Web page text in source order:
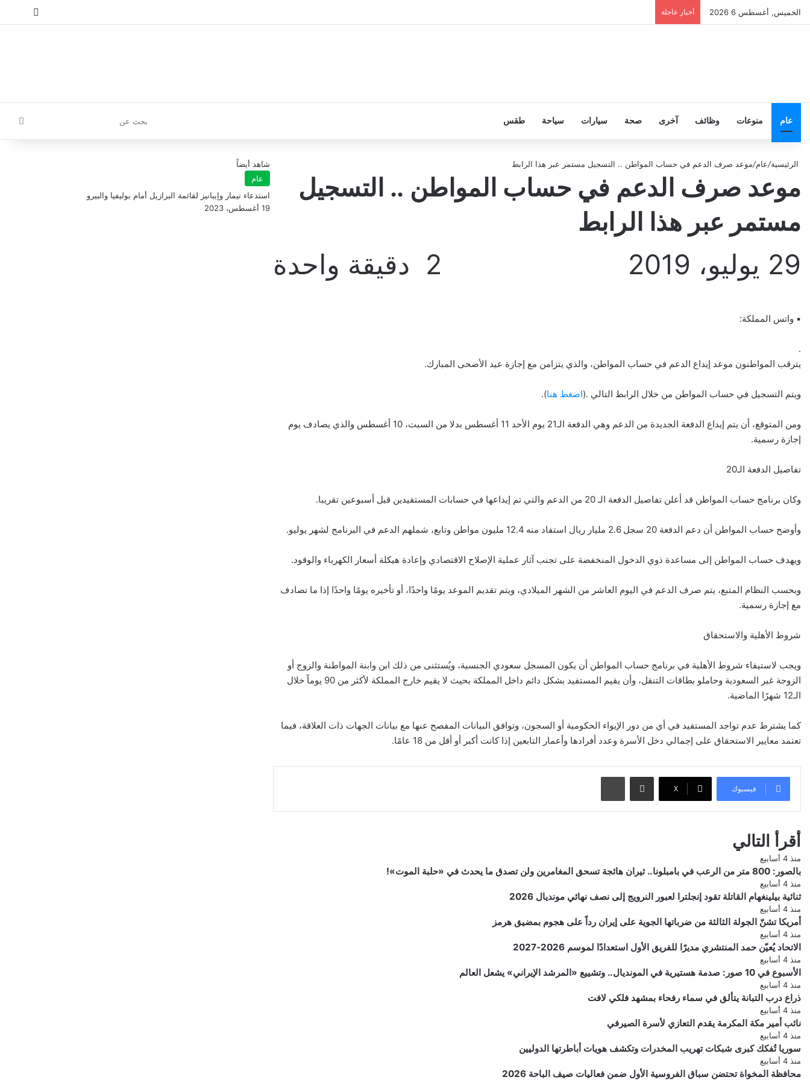
الخميس, أغسطس 6 2026 أخبار عاجلة تسجيل
عام منوعات وظائف آخرى صحة سيارات سياحة طقس
عن
الرئيسية/عام/موعد صرف الدعم في حساب المواطن .. التسجيل مستمر عبر هذا الرابط
موعد صرف الدعم في حساب المواطن .. التسجيل
مستمر عبر هذا الرابط
29 يوليو، 2019 دقيقة واحدة
▪ واتس المملكة:
.
يترقب المواطنون موعد إيداع الدعم في حساب المواطن، والذي يتزامن مع إجازة عيد الأضحى المبارك.
ويتم التسجيل في حساب المواطن من خلال الرابط التالي .(اضغط هنا).
ومن المتوقع، أن يتم إيداع الدفعة الجديدة من الدعم وهي الدفعة الـ21 يوم الأحد 11 أغسطس بدلا من السبت، 10 أغسطس والذي يصادف يوم
إجازة رسمية.
تفاصيل الدفعة الـ20
وكان برنامج حساب المواطن قد أعلن تفاصيل الدفعة الـ 20 من الدعم والتي تم إيداعها في حسابات المستفيدين قبل أسبوعين تقريبا.
وأوضح حساب المواطن أن دعم الدفعة 20 سجل 2.6 مليار ريال استفاد منه 12.4 مليون مواطن وتابع، شملهم الدعم في البرنامج لشهر يوليو.
ويهدف حساب المواطن إلى مساعدة ذوي الدخول المنخفضة على تجنب آثار عملية الإصلاح الاقتصادي وإعادة هيكلة أسعار الكهرباء والوقود.
وبحسب النظام المتبع، يتم صرف الدعم في اليوم العاشر من الشهر الميلادي، ويتم تقديم الموعد يومًا واحدًا، أو تأخيره يومًا واحدًا إذا ما تصادف
مع إجازة رسمية.
شروط الأهلية والاستحقاق
ويجب لاستيفاء شروط الأهلية في برنامج حساب المواطن أن يكون المسجل سعودي الجنسية، ويُستثنى من ذلك ابن وابنة المواطنة والزوج أو
الزوجة غير السعودية وحاملو بطاقات التنقل، وأن يقيم المستفيد بشكل دائم داخل المملكة بحيث لا يقيم خارج المملكة لأكثر من 90 يوماً خلال
الـ12 شهرًا الماضية.
كما يشترط عدم تواجد المستفيد في أي من دور الإيواء الحكومية أو السجون، وتوافق البيانات المفصح عنها مع بيانات الجهات ذات العلاقة، فيما
تعتمد معايير الاستحقاق على إجمالي دخل الأسرة وعدد أفرادها وأعمار التابعين إذا كانت أكبر أو أقل من 18 عامًا.
فيسبوك ‫X
مشاركة عبر البريد طباعة
أقرأ التالي
منذ 4 أسابيع
بالصور: 800 متر من الرعب في بامبلونا.. ثيران هائجة تسحق المغامرين ولن تصدق ما يحدث في «حلبة الموت»!
منذ 4 أسابيع
ثنائية بيلينغهام القاتلة تقود إنجلترا لعبور النرويج إلى نصف نهائي مونديال 2026
منذ 4 أسابيع
أمريكا تشنّ الجولة الثالثة من ضرباتها الجوية على إيران رداً على هجوم بمضيق هرمز
منذ 4 أسابيع
الاتحاد يُعيّن حمد المنتشري مديرًا للفريق الأول استعدادًا لموسم 2026-2027
منذ 4 أسابيع
الأسبوع في 10 صور: صدمة هستيرية في المونديال.. وتشييع «المرشد الإيراني» يشعل العالم
منذ 4 أسابيع
ذراع درب التبانة يتألق في سماء رفحاء بمشهد فلكي لافت
منذ 4 أسابيع
نائب أمير مكة المكرمة يقدم التعازي لأسرة الصيرفي
منذ 4 أسابيع
سوريا تُفكك كبرى شبكات تهريب المخدرات وتكشف هويات أباطرتها الدوليين
منذ 4 أسابيع
محافظة المخواة تحتضن سباق الفروسية الأول ضمن فعاليات صيف الباحة 2026
شاهد أيضاً
عام
استدعاء نيمار وإيبانيز لقائمة البرازيل أمام بوليفيا والبيرو
19 أغسطس، 2023